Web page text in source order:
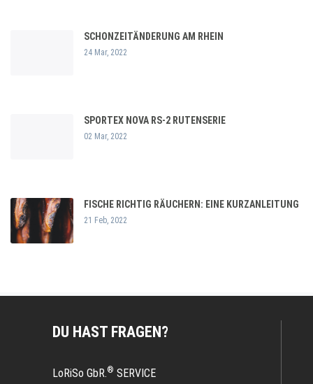
SCHONZEITÄNDERUNG AM RHEIN
24 Mar, 2022
SPORTEX NOVA RS-2 RUTENSERIE
02 Mar, 2022
FISCHE RICHTIG RÄUCHERN: EINE KURZANLEITUNG
21 Feb, 2022
DU HAST FRAGEN?
LoRiSo GbR.® SERVICE